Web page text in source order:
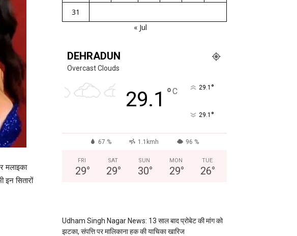
मलाइका
सितारों
31
« Jul
DEHRADUN
Overcast Clouds
29.1 °C 29.1 °
29.1 °
67 % 1.1kmh 96 %
FRI
29°
SAT
29°
SUN
30°
MON
29°
TUE
26°
Udham Singh Nagar News: 13 साल बाद प्रोबेट की मांग को
झटका, संपत्ति पर मालिकाना हक की याचिका खारिज